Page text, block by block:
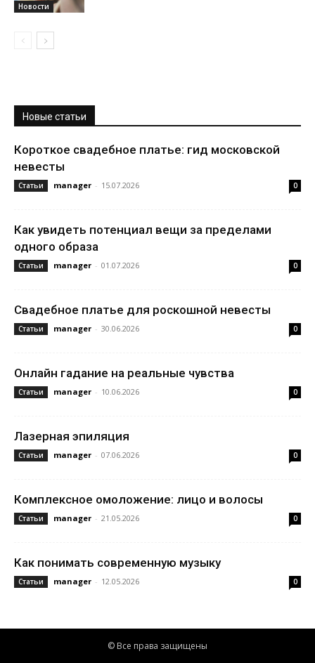
Новости
Новые статьи
Короткое свадебное платье: гид московской
невесты
Статьи manager - 15.07.2026 0
Как увидеть потенциал вещи за пределами
одного образа
Статьи manager - 01.07.2026 0
Свадебное платье для роскошной невесты
Статьи manager - 30.06.2026 0
Онлайн гадание на реальные чувства
Статьи manager - 10.06.2026 0
Лазерная эпиляция
Статьи manager - 07.06.2026 0
Комплексное омоложение: лицо и волосы
Статьи manager - 21.05.2026 0
Как понимать современную музыку
Статьи manager - 12.05.2026 0
© Все права защищены